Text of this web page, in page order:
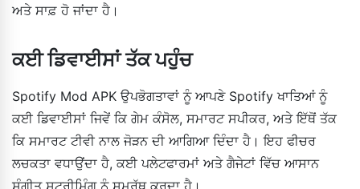
ਅਤੇ ਸਾਫ਼ ਹੋ ਜਾਂਦਾ ਹੈ।
ਕਈ ਡਿਵਾਈਸਾਂ ਤੱਕ ਪਹੁੰਚ
Spotify Mod APK ਉਪਭੋਗਤਾਵਾਂ ਨੂੰ ਆਪਣੇ Spotify ਖਾਤਿਆਂ ਨੂੰ
ਕਈ ਡਿਵਾਈਸਾਂ ਜਿਵੇਂ ਕਿ ਗੇਮ ਕੰਸੋਲ, ਸਮਾਰਟ ਸਪੀਕਰ, ਅਤੇ ਇੱਥੋਂ ਤੱਕ
ਕਿ ਸਮਾਰਟ ਟੀਵੀ ਨਾਲ ਜੋੜਨ ਦੀ ਆਗਿਆ ਦਿੰਦਾ ਹੈ। ਇਹ ਫੀਚਰ
ਲਚਕਤਾ ਵਧਾਉਂਦਾ ਹੈ, ਕਈ ਪਲੇਟਫਾਰਮਾਂ ਅਤੇ ਗੈਜੇਟਾਂ ਵਿੱਚ ਆਸਾਨ
ਸੰਗੀਤ ਸਟ੍ਰੀਮਿੰਗ ਨੂੰ ਸਮਰੱਥ ਕਰਦਾ ਹੈ।